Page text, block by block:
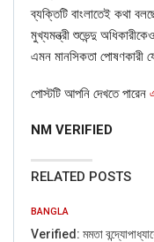
Fact Check: Did
of COVID-19
Dec 17, 2020
Fact Check: Old
Protest;…
ব্যক্তিটি বাংলাতেই কথা
মুখ্যমন্ত্রী শুভেন্দু
এমন মানসিকতা পোষণকারী
পোস্টটি আপনি দেখতে পারেন
NM VERIFIED
RELATED POSTS
BANGLA
Verified: মমতা